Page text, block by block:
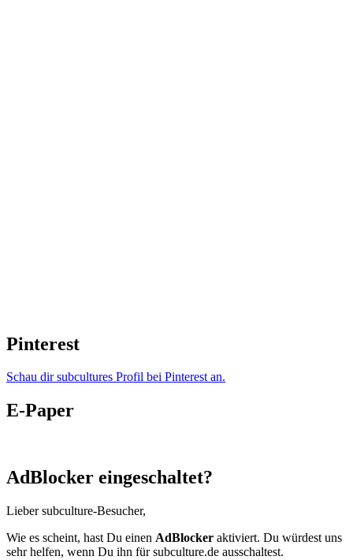
Pinterest
Schau dir subcultures Profil bei Pinterest an.
E-Paper
AdBlocker eingeschaltet?
Lieber subculture-Besucher,
Wie es scheint, hast Du einen AdBlocker aktiviert. Du würdest uns
sehr helfen, wenn Du ihn für subculture.de ausschaltest.